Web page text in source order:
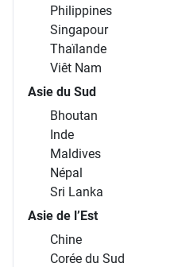
Philippines
Singapour
Thaïlande
Viêt Nam
Asie du Sud
Bhoutan
Inde
Maldives
Népal
Sri Lanka
Asie de l’Est
Chine
Corée du Sud